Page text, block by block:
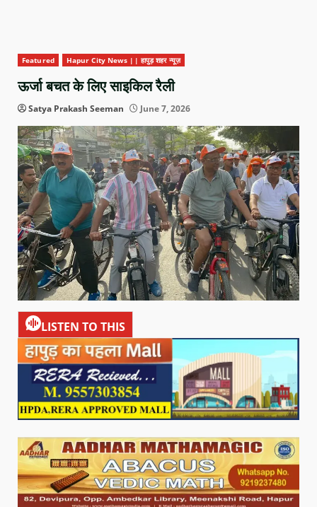
Featured Hapur City News || हापुड़ शहर न्यूज़
ऊर्जा बचत के लिए साइकिल रैली
Satya Prakash Seeman June 7, 2026
LISTEN TO THIS